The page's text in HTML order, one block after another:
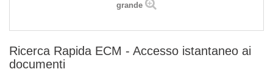
grande
Ricerca Rapida ECM - Accesso istantaneo ai
documenti